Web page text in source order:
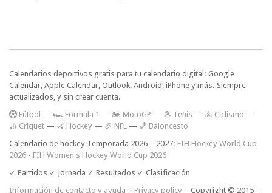
Calendarios deportivos gratis para tu calendario digital: Google
Calendar, Apple Calendar, Outlook, Android, iPhone y más. Siempre
actualizados, y sin crear cuenta.
Fútbol — 🏎️ Formula 1 — 🏍 MotoGP — 🎾 Tenis — 🚴 Ciclismo —
🏏 Críquet — 🏑 Hockey — 🏈 NFL — 🏀 Baloncesto
Calendario de hockey Temporada 2026 – 2027: FIH Hockey World Cup
2026 - FIH Women's Hockey World Cup 2026
✓ Partidos ✓ Jornada ✓ Resultados ✓ Clasificación
Información de contacto y ayuda – Privacy policy – Copyright © 2015–